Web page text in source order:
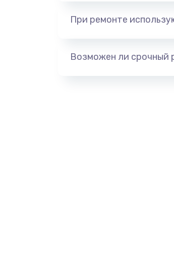
При ремонте
Возможен ли срочный